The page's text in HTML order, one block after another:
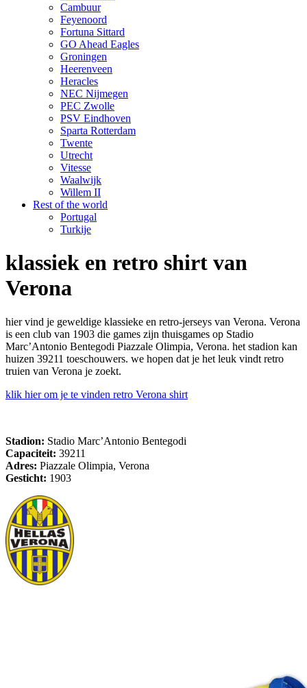
Cambuur
Feyenoord
Fortuna Sittard
GO Ahead Eagles
Groningen
Heerenveen
Heracles
NEC Nijmegen
PEC Zwolle
PSV Eindhoven
Sparta Rotterdam
Twente
Utrecht
Vitesse
Waalwijk
Willem II
Rest of the world
Portugal
Turkije
klassiek en retro shirt van
Verona
hier vind je geweldige klassieke en retro-jerseys van Verona. Verona
is een club van 1903 die games zijn thuisgames op Stadio
Marc’Antonio Bentegodi Piazzale Olimpia, Verona. het stadion kan
huizen 39211 toeschouwers. we hopen dat je het leuk vindt retro
truien van Verona je zoekt.
klik hier om je te vinden retro Verona shirt
Stadion: Stadio Marc’Antonio Bentegodi
Capaciteit: 39211
Adres: Piazzale Olimpia, Verona
Gesticht: 1903